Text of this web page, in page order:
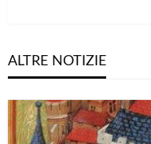
ALTRE NOTIZIE